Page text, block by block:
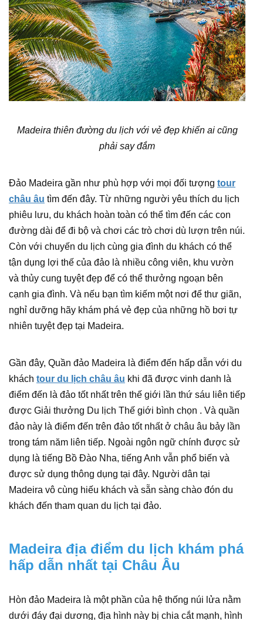
Madeira thiên đường du lịch với vẻ đẹp khiến ai cũng
phải say đắm
Đảo Madeira gần như phù hợp với mọi đối tượng tour
châu âu tìm đến đây. Từ những người yêu thích du lịch
phiêu lưu, du khách hoàn toàn có thể tìm đến các con
đường dài để đi bộ và chơi các trò chơi dù lượn trên núi.
Còn với chuyến du lịch cùng gia đình du khách có thể
tận dụng lợi thế của đảo là nhiều công viên, khu vườn
và thủy cung tuyệt đẹp để có thể thưởng ngoạn bên
cạnh gia đình. Và nếu bạn tìm kiếm một nơi để thư giãn,
nghỉ dưỡng hãy khám phá vẻ đẹp của những hồ bơi tự
nhiên tuyệt đẹp tại Madeira.
Gần đây, Quần đảo Madeira là điểm đến hấp dẫn với du
khách tour du lịch châu âu khi đã được vinh danh là
điểm đến là đảo tốt nhất trên thế giới lần thứ sáu liên tiếp
được Giải thưởng Du lịch Thế giới bình chọn . Và quần
đảo này là điểm đến trên đảo tốt nhất ở châu âu bảy lần
trong tám năm liên tiếp. Ngoài ngôn ngữ chính được sử
dụng là tiếng Bồ Đào Nha, tiếng Anh vẫn phổ biến và
được sử dụng thông dụng tại đây. Người dân tại
Madeira vô cùng hiếu khách và sẵn sàng chào đón du
khách đến tham quan du lịch tại đảo.
Madeira địa điểm du lịch khám phá
hấp dẫn nhất tại Châu Âu
Hòn đảo Madeira là một phần của hệ thống núi lửa nằm
dưới đáy đại dương, địa hình này bị chia cắt mạnh, hình